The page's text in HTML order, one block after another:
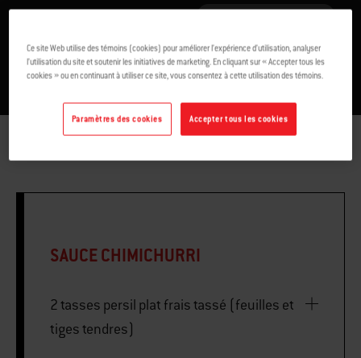
SAUCE CHIMICHURRI
2 tasses persil plat frais tassé (feuilles et
tiges tendres)
Ce site Web utilise des témoins (cookies) pour améliorer l’expérience d’utilisation, analyser
l’utilisation du site et soutenir les initiatives de marketing. En cliquant sur « Accepter tous les
cookies » ou en continuant à utiliser ce site, vous consentez à cette utilisation des témoins.
Accepter tous les cookies
Paramètres des cookies